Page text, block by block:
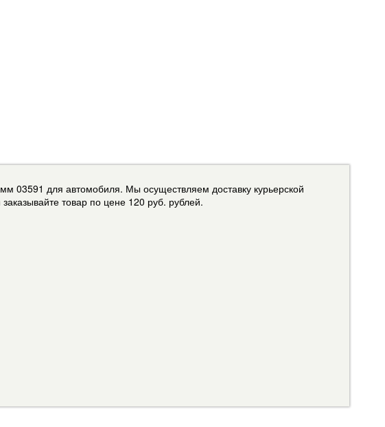
03591 для автомобиля. Мы осуществляем доставку курьерской
товар по цене 120 руб. рублей.